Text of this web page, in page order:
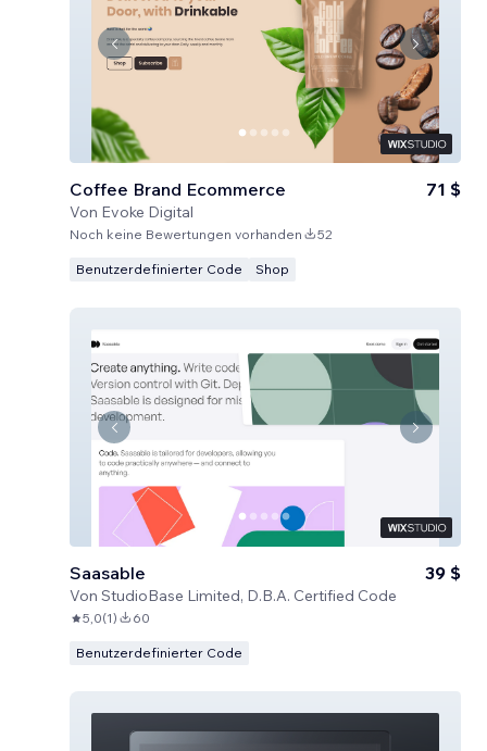
Coffee Brand Ecommerce
Von Evoke Digital
71 $
Noch keine Bewertungen vorhanden 52
Benutzerdefinierter Code Shop
Saasable
Von StudioBase Limited, D.B.A. Certified Code
39 $
5,0(1) 60
Benutzerdefinierter Code